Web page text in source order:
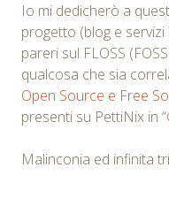
Io mi dedicherò a
progetto (blog e servizi
pareri sul FLOSS
qualcosa che sia
Open Source e Free
presenti su PettiNix in “
Malinconia ed infinita